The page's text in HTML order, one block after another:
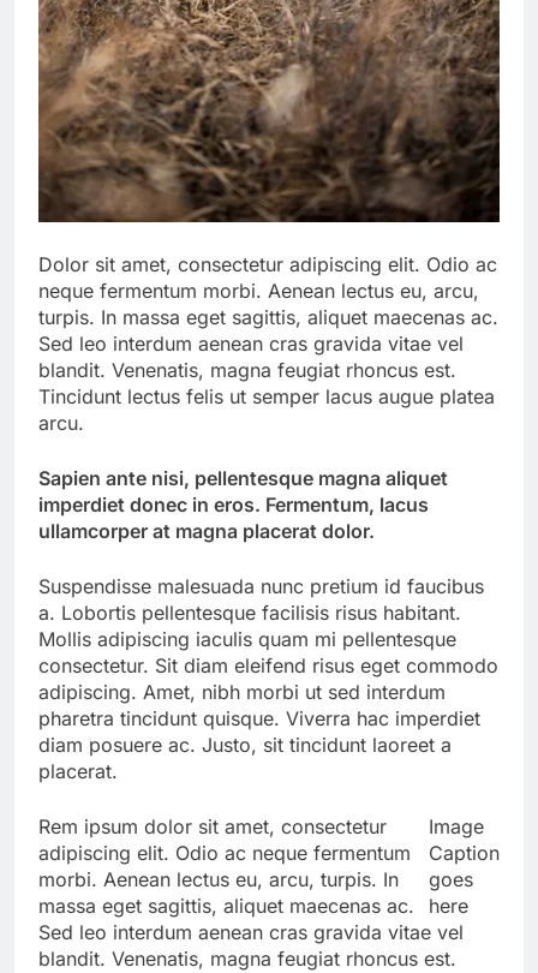
Dolor sit amet, consectetur adipiscing elit. Odio ac
neque fermentum morbi. Aenean lectus eu, arcu,
turpis. In massa eget sagittis, aliquet maecenas ac.
Sed leo interdum aenean cras gravida vitae vel
blandit. Venenatis, magna feugiat rhoncus est.
Tincidunt lectus felis ut semper lacus augue platea
arcu.
Sapien ante nisi, pellentesque magna aliquet
imperdiet donec in eros. Fermentum, lacus
ullamcorper at magna placerat dolor.
Suspendisse malesuada nunc pretium id faucibus
a. Lobortis pellentesque facilisis risus habitant.
Mollis adipiscing iaculis quam mi pellentesque
consectetur. Sit diam eleifend risus eget commodo
adipiscing. Amet, nibh morbi ut sed interdum
pharetra tincidunt quisque. Viverra hac imperdiet
diam posuere ac. Justo, sit tincidunt laoreet a
placerat.
Image
Caption
goes
here
Rem ipsum dolor sit amet, consectetur
adipiscing elit. Odio ac neque fermentum
morbi. Aenean lectus eu, arcu, turpis. In
massa eget sagittis, aliquet maecenas ac.
Sed leo interdum aenean cras gravida vitae vel
blandit. Venenatis, magna feugiat rhoncus est.